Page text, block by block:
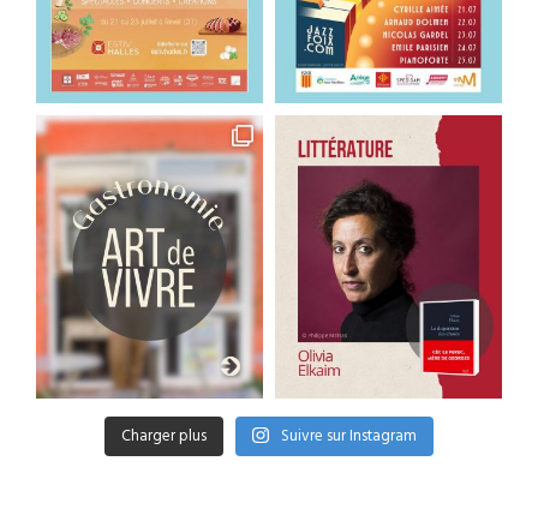
Charger plus Suivre sur Instagram